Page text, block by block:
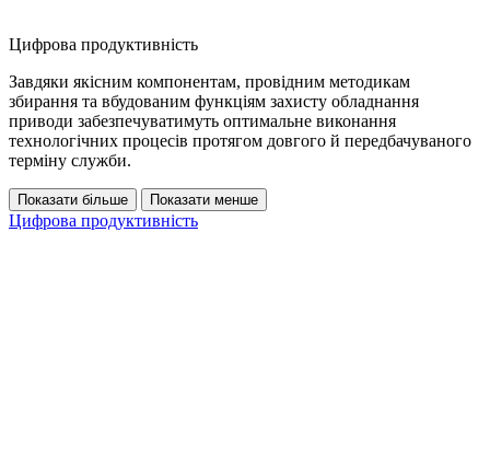
Цифрова продуктивність
Завдяки якісним компонентам, провідним методикам
збирання та вбудованим функціям захисту обладнання
приводи забезпечуватимуть оптимальне виконання
технологічних процесів протягом довгого й передбачуваного
терміну служби.
Показати більше Показати менше
Цифрова продуктивність